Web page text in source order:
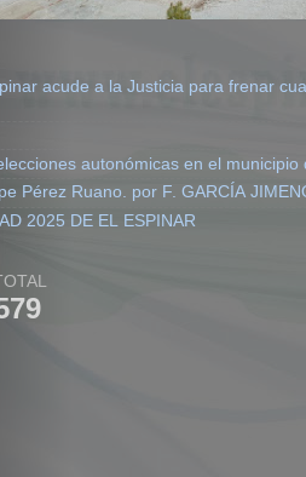
a la Justicia para frenar cualquier actuación
Pérez Ruano. por F. GARCÍA
2025 DE EL ESPINAR